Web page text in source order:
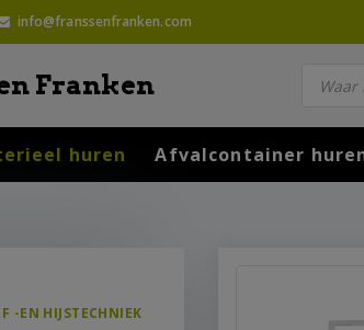
info@franssenfranken.com
Franken
huren Afvalcontainer
-EN HIJSTECHNIEK